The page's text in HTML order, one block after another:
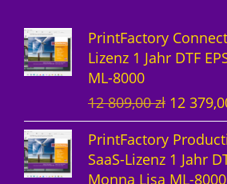
u
t
e
PrintFactory
Lizenz 1 Jahr DTF
ML-8000
12 809,00zł U
r
s
p
12
PrintFactory
SaaS-Lizenz 1 Jahr
Monna Lisa ML-8000